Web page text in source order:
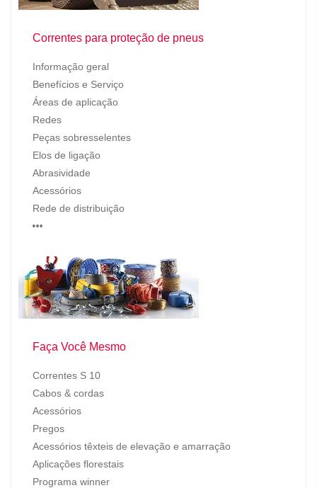
Correntes para proteção de pneus
Informação geral
Benefícios e Serviço
Áreas de aplicação
Redes
Peças sobresselentes
Elos de ligação
Abrasividade
Acessórios
Rede de distribuição
Faça Você Mesmo
Correntes S 10
Cabos & cordas
Acessórios
Pregos
Acessórios têxteis de elevação e amarração
Aplicações florestais
Programa winner